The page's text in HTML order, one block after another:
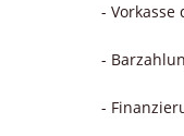
-
-
-